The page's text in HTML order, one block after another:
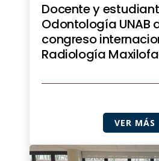
Docente y
Odontología UNAB
congreso
Radiología
VER MÁS